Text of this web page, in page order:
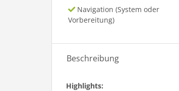
Navigation (System oder
Vorbereitung)
Beschreibung
Highlights: